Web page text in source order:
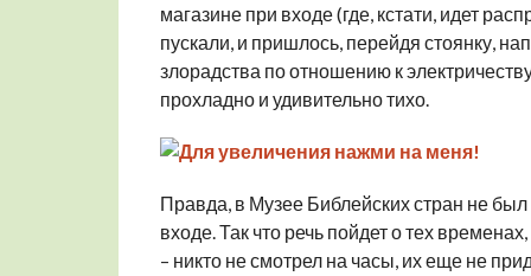
магазине при входе (где, кстати, идет
пускали, и пришлось, перейдя стоянку,
злорадства по отношению к
прохладно и удивительно тихо.
Правда, в Музее Библейских стран не
входе. Так что речь пойдет о тех
– никто не смотрел на часы, их еще не